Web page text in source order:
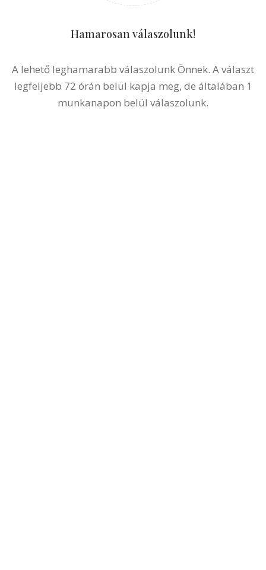
Hamarosan válaszolunk!
A lehető leghamarabb válaszolunk Önnek. A választ
legfeljebb 72 órán belül kapja meg, de általában 1
munkanapon belül válaszolunk.